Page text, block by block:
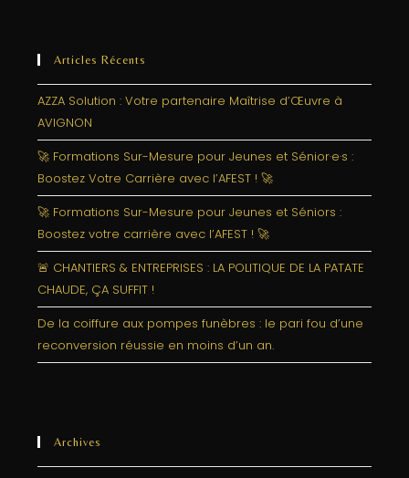
Articles Récents
AZZA Solution : Votre partenaire Maîtrise d’Œuvre à
AVIGNON
🚀 Formations Sur-Mesure pour Jeunes et Sénior·e·s :
Boostez Votre Carrière avec l’AFEST ! 🚀
🚀 Formations Sur-Mesure pour Jeunes et Séniors :
Boostez votre carrière avec l’AFEST ! 🚀
🚨 CHANTIERS & ENTREPRISES : LA POLITIQUE DE LA PATATE
CHAUDE, ÇA SUFFIT !
De la coiffure aux pompes funèbres : le pari fou d’une
reconversion réussie en moins d’un an.
Archives